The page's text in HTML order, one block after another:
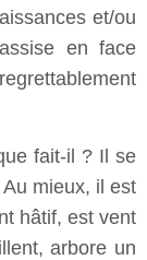
et/ou
en face
fait-il ? Il se
mieux, il est
hâtif, est vent
arbore un